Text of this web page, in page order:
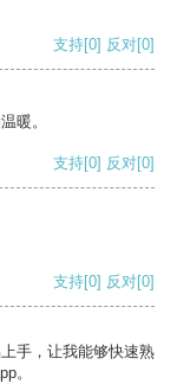
支持[0] 反对[0]
暖。
支持[0] 反对[0]
支持[0] 反对[0]
手，让我能够快速熟
。